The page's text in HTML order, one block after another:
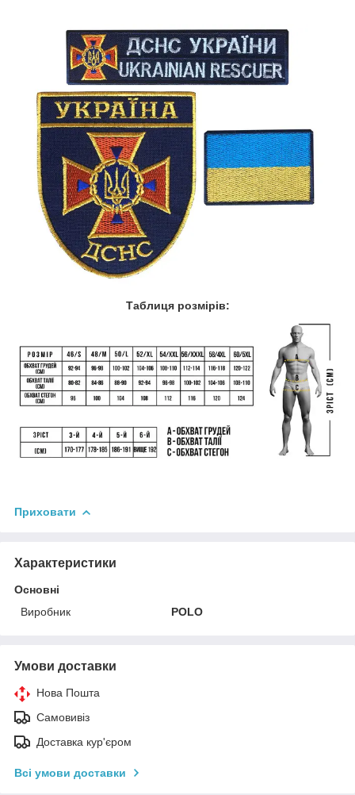
Таблиця розмірів:
Приховати
Характеристики
Основні
Виробник
POLO
Умови доставки
Нова Пошта
Самовивіз
Доставка кур'єром
Всі умови доставки